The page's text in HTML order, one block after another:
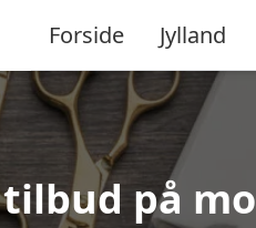
Forside Jylland
på